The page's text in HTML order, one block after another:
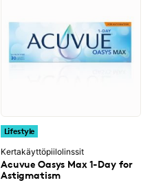
Lifestyle
Kertakäyttöpiilolinssit
Acuvue Oasys Max 1-Day for
Astigmatism